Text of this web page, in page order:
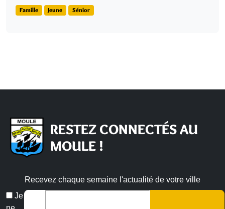
Famille Jeune Sénior
RESTEZ CONNECTÉS AU
MOULE !
Recevez chaque semaine l'actualité de votre ville
JeVeuillez laisser ce champ vide :
Email